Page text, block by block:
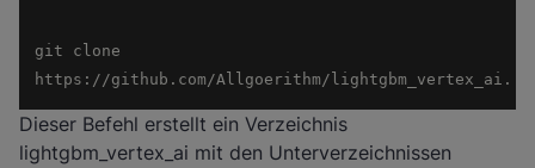
git clone
Dieser Befehl erstellt ein Verzeichnis
lightgbm_vertex_ai mit den Unterverzeichnissen